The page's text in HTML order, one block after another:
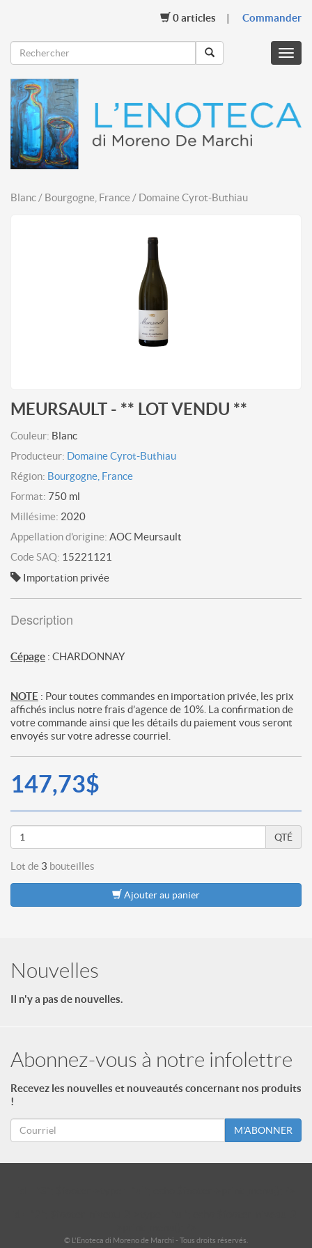
0articles Commander
Menu
Blanc / Bourgogne, France / Domaine Cyrot-Buthiau
MEURSAULT - ** LOT VENDU **
Couleur: Blanc
Producteur: Domaine Cyrot-Buthiau
Région: Bourgogne, France
Format: 750 ml
Millésime: 2020
Appellation d'origine: AOC Meursault
Code SAQ: 15221121
Importation privée
Description
Cépage : CHARDONNAY
NOTE : Pour toutes commandes en importation privée, les prix
affichés inclus notre frais d’agence de 10%. La confirmation de
votre commande ainsi que les détails du paiement vous seront
envoyés sur votre adresse courriel.
147,73$
QTÉ
Lot de 3 bouteilles
Ajouter au panier
Nouvelles
Il n'y a pas de nouvelles.
Abonnez-vous à notre infolettre
Recevez les nouvelles et nouveautés concernant nos produits
!
M'ABONNER
© L'Enoteca di Moreno de Marchi - Tous droits réservés.